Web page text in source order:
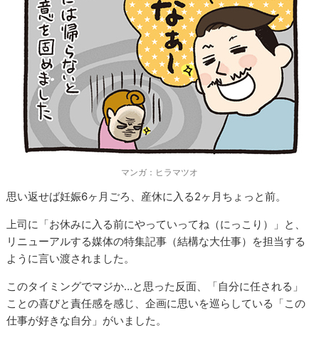
マンガ：ヒラマツオ
思い返せば妊娠6ヶ月ごろ、産休に入る2ヶ月ちょっと前。
上司に「お休みに入る前にやっていってね（にっこり）」と、
リニューアルする媒体の特集記事（結構な大仕事）を担当する
ように言い渡されました。
このタイミングでマジか…と思った反面、「自分に任される」
ことの喜びと責任感を感じ、企画に思いを巡らしている「この
仕事が好きな自分」がいました。